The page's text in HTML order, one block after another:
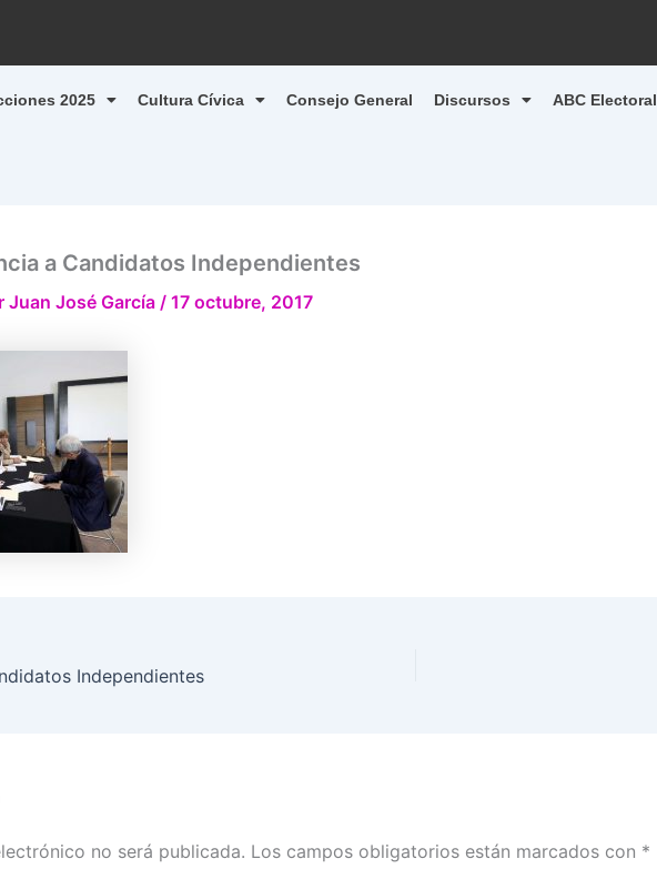
2025 Cultura Cívica Consejo General Discursos ABC Electoral
a Candidatos Independientes
Juan José García / 17 octubre, 2017
Independientes
no será publicada. Los campos obligatorios están marcados con *